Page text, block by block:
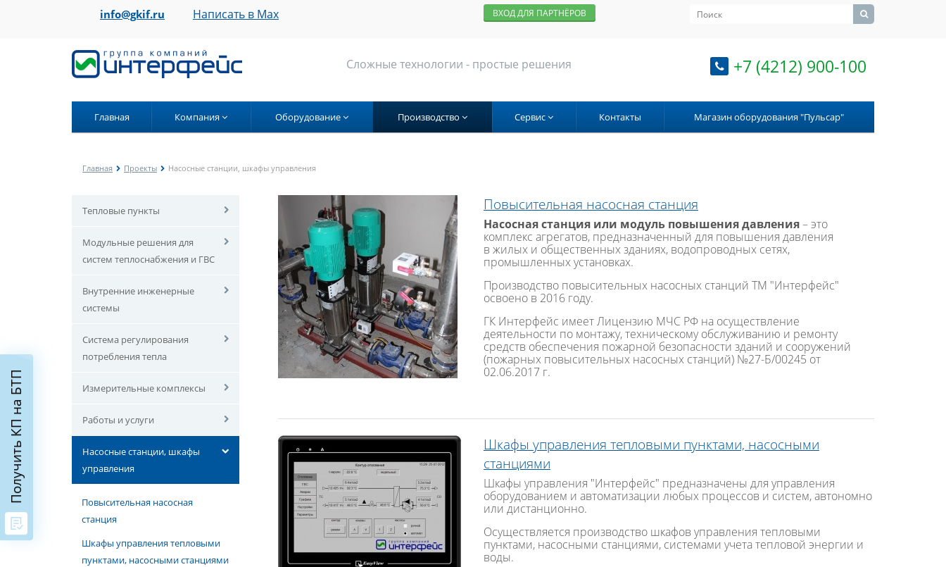
info@gkif.ru Написать в Max ВХОД ДЛЯ ПАРТНЁРОВ
Сложные технологии - простые решения +7 (4212) 900-100
Главная Компания Оборудование Производство Сервис Контакты Магазин оборудования "Пульсар"
Главная Проекты Насосные станции, шкафы управления
Тепловые пункты
Модульные решения для
систем теплоснабжения и ГВС
Внутренние инженерные
системы
Система регулирования
потребления тепла
Измерительные комплексы
Работы и услуги
Насосные станции, шкафы
управления
Повысительная насосная
станция
Шкафы управления тепловыми
пунктами, насосными станциями
Повысительная насосная станция
Насосная станция или модуль повышения давления– это
комплекс агрегатов, предназначенный для повышения давления
в жилых и общественных зданиях, водопроводных сетях,
промышленных установках.
Производство повысительных насосных станций ТМ "Интерфейс"
освоено в 2016 году.
ГК Интерфейс имеет Лицензию МЧС РФ на осуществление
деятельности по монтажу, техническому обслуживанию и ремонту
средств обеспечения пожарной безопасности зданий и сооружений
(пожарных повысительных насосных станций) №27-Б/00245 от
02.06.2017 г.
Шкафы управления тепловыми пунктами, насосными
станциями
Шкафы управления "Интерфейс" предназначены для управления
оборудованием и автоматизации любых процессов и систем, автономно
или дистанционно.
Осуществляется производство шкафов управления тепловыми
пунктами, насосными станциями, системами учета тепловой энергии и
воды.
Получить КП на БТП